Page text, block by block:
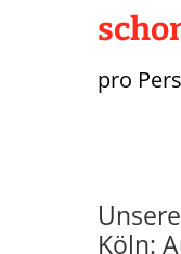
pro
Köln: